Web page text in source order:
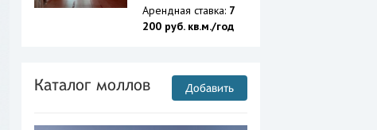
Арендная ставка: 7
200 руб. кв.м./год
Каталог моллов Добавить